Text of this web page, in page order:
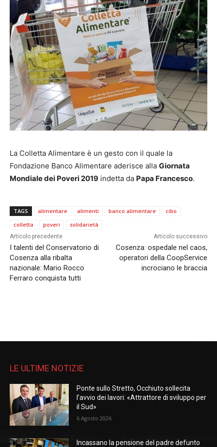
La Colletta Alimentare è un gesto con il quale la
Fondazione Banco Alimentare aderisce alla Giornata
Mondiale dei Poveri 2019 indetta da Papa Francesco.
TAGS alimentare alimenti banco alimentare
cibo
colletta
poveri solidarietà
Articolo precedente
I talenti del Conservatorio di
Cosenza alla ribalta
nazionale: Mario Rocco
Ferraro conquista tutti
Articolo successivo
Cosenza: ospedale nel caos,
operatori della CoopService
incrociano le braccia
LE ULTIME NOTIZIE
Ponte sullo Stretto, Occhiuto sollecita
l’avvio dei lavori: «Attrattore di sviluppo per
il Sud»
6 Agosto 2026
Incassano la pensione del padre defunto